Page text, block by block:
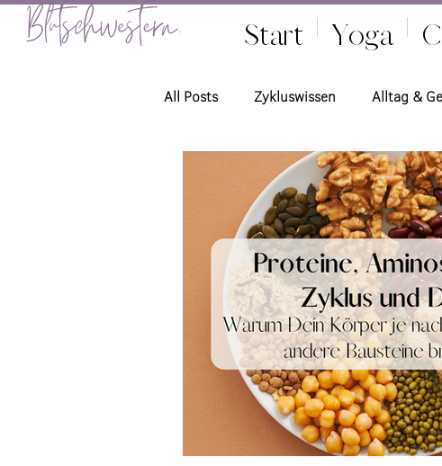
Start Yoga
All Posts Zykluswissen Alltag &
Zyklusbeschwerden